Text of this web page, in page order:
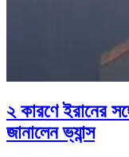
২ কারণে ইরানের
জানালেন ভ্যান্স